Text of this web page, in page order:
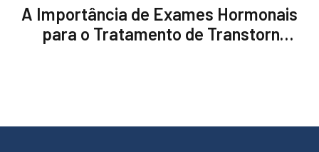
A Importância de Exames Hormonais
para o Tratamento de Transtornos